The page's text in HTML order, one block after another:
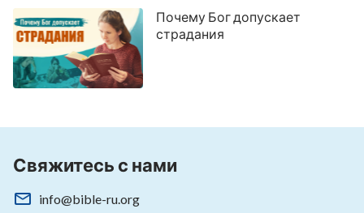
Почему Бог допускает
страдания
Свяжитесь с нами
info@bible-ru.org